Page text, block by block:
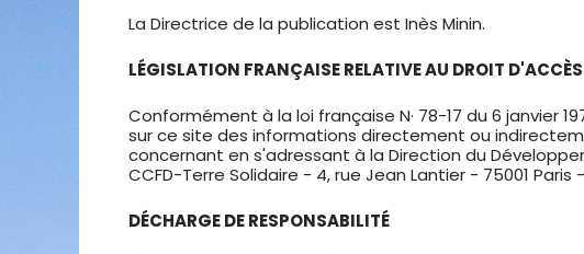
La Directrice de la publication est Inès Minin.
LÉGISLATION FRANÇAISE RELATIVE AU DROIT
Conformément à la loi française N· 78-17 du 6 janvier
sur ce site des informations directement ou
concernant en s'adressant à la Direction du
CCFD-Terre Solidaire - 4, rue Jean Lantier - 75001
DÉCHARGE DE RESPONSABILITÉ